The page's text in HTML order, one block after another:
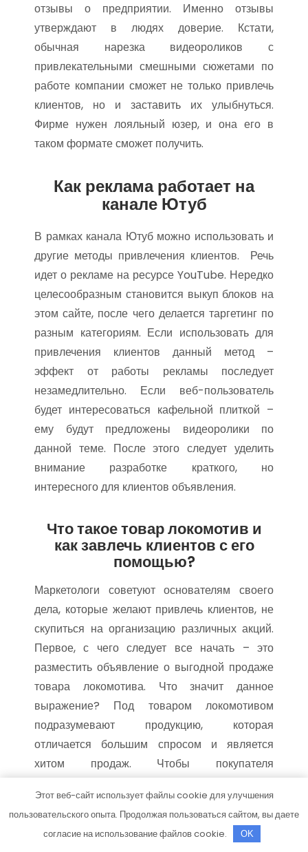
отзывы о предприятии. Именно отзывы
утверждают в людях доверие. Кстати,
обычная нарезка видеороликов с
привлекательными смешными сюжетами по
работе компании сможет не только привлечь
клиентов, но и заставить их улыбнуться.
Фирме нужен лояльный юзер, и она его в
таком формате сможет получить.
Как реклама работает на
канале Ютуб
В рамках канала Ютуб можно использовать и
другие методы привлечения клиентов. Речь
идет о рекламе на ресурсе YouTube. Нередко
целесообразным становится выкуп блоков на
этом сайте, после чего делается таргетинг по
разным категориям. Если использовать для
привлечения клиентов данный метод –
эффект от работы рекламы последует
незамедлительно. Если веб-пользователь
будет интересоваться кафельной плиткой –
ему будут предложены видеоролики по
данной теме. После этого следует уделить
внимание разработке краткого, но
интересного для клиентов объявления.
Что такое товар локомотив и
как завлечь клиентов с его
помощью?
Маркетологи советуют основателям своего
дела, которые желают привлечь клиентов, не
скупиться на организацию различных акций.
Первое, с чего следует все начать – это
разместить объявление о выгодной продаже
товара локомотива. Что значит данное
выражение? Под товаром локомотивом
подразумевают продукцию, которая
отличается большим спросом и является
хитом продаж. Чтобы покупателя
стимулировать к совершению покупки –
следует установить временные ограничения
акции. Нельзя скупиться на рекламу. Она
обязана быть мощной и массовой. Важно
Этот веб-сайт использует файлы cookie для улучшения
пользовательского опыта. Продолжая пользоваться сайтом, вы даете
согласие на использование файлов cookie.
OK